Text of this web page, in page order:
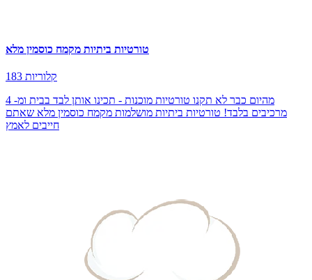
טורטיות ביתיות מקמח כוסמין מלא
183 קלוריות
מהיום כבר לא תקנו טורטיות מוכנות - תכינו אותן לבד בבית ומ- 4
מרכיבים בלבד! טורטיות ביתיות מושלמות מקמח כוסמין מלא שאתם
חייבים לאמץ